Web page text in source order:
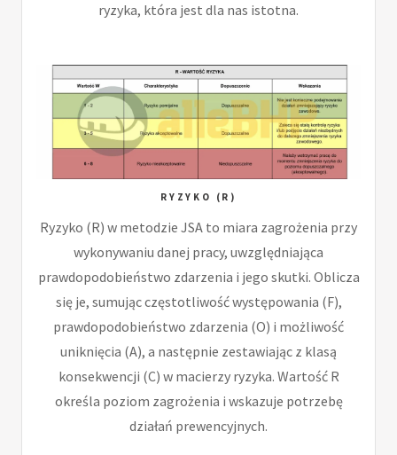
ryzyka, która jest dla nas istotna.
RYZYKO (R)
Ryzyko (R) w metodzie JSA to miara zagrożenia przy
wykonywaniu danej pracy, uwzględniająca
prawdopodobieństwo zdarzenia i jego skutki. Oblicza
się je, sumując częstotliwość występowania (F),
prawdopodobieństwo zdarzenia (O) i możliwość
uniknięcia (A), a następnie zestawiając z klasą
konsekwencji (C) w macierzy ryzyka. Wartość R
określa poziom zagrożenia i wskazuje potrzebę
działań prewencyjnych.